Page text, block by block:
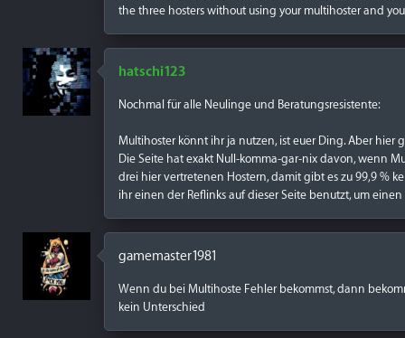
the three hosters without using your multihoster and
hatschi123
Nochmal für alle Neulinge und Beratungsresistente:
Multihoster könnt ihr ja nutzen, ist euer Ding. Aber hier
Die Seite hat exakt Null-komma-gar-nix davon, wenn
drei hier vertretenen Hostern, damit gibt es zu 99,9 %
ihr einen der Reflinks auf dieser Seite benutzt, um
gamemaster1981
Wenn du bei Multihoste Fehler bekommst, dann
kein Unterschied